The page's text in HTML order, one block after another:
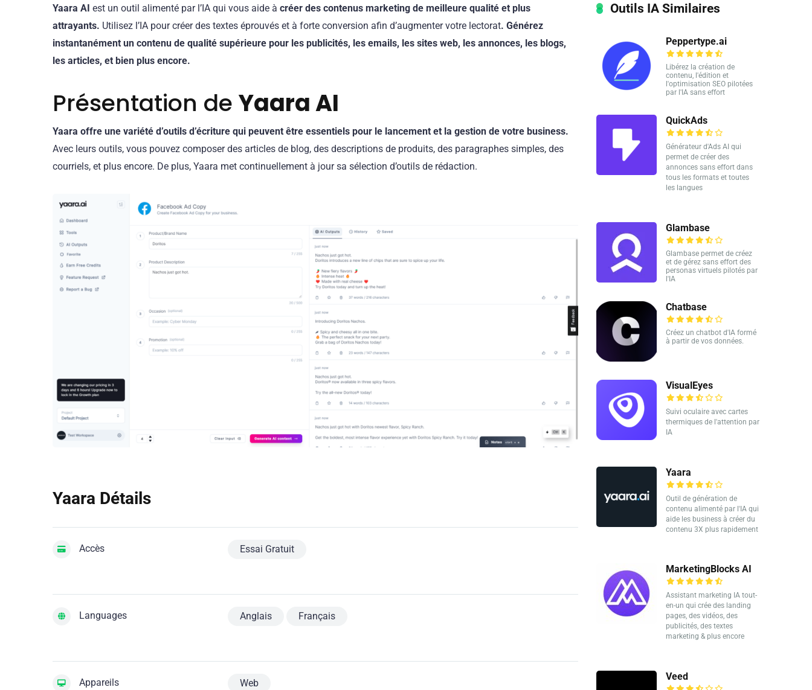
Yaara AI est un outil alimenté par l’IA qui vous aide à créer des contenus marketing de meilleure qualité et plus
attrayants. Utilisez l’IA pour créer des textes éprouvés et à forte conversion afin d’augmenter votre lectorat. Générez
instantanément un contenu de qualité supérieure pour les publicités, les emails, les sites web, les annonces, les blogs,
les articles, et bien plus encore.
Présentation de Yaara AI
Yaara offre une variété d’outils d’écriture qui peuvent être essentiels pour le lancement et la gestion de votre business.
Avec leurs outils, vous pouvez composer des articles de blog, des descriptions de produits, des paragraphes simples, des
courriels, et plus encore. De plus, Yaara met continuellement à jour sa sélection d’outils de rédaction.
Yaara Détails
Accès Essai Gratuit
Languages Anglais Français
Appareils Web
Outils IA Similaires
Peppertype.ai
Libérez la création de
contenu, l'édition et
l'optimisation SEO pilotées
par l'IA sans effort
QuickAds
Générateur d'Ads AI qui
permet de créer des
annonces sans effort dans
tous les formats et toutes
les langues
Glambase
Glambase permet de créez
et de gérez sans effort des
personas virtuels pilotés par
l'IA
Chatbase
Créez un chatbot d'IA formé
à partir de vos données.
VisualEyes
Suivi oculaire avec cartes
thermiques de l'attention par
IA
Yaara
Outil de génération de
contenu alimenté par l'IA qui
aide les business à créer du
contenu 3X plus rapidement
MarketingBlocks AI
Assistant marketing IA tout-
en-un qui crée des landing
pages, des vidéos, des
publicités, des textes
marketing & plus encore
Veed